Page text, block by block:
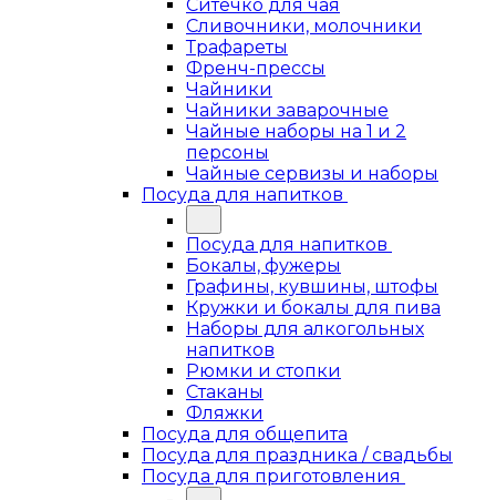
Ситечко для чая
Сливочники, молочники
Трафареты
Френч-прессы
Чайники
Чайники заварочные
Чайные наборы на 1 и 2
персоны
Чайные сервизы и наборы
Посуда для напитков
Посуда для напитков
Бокалы, фужеры
Графины, кувшины, штофы
Кружки и бокалы для пива
Наборы для алкогольных
напитков
Рюмки и стопки
Стаканы
Фляжки
Посуда для общепита
Посуда для праздника / свадьбы
Посуда для приготовления